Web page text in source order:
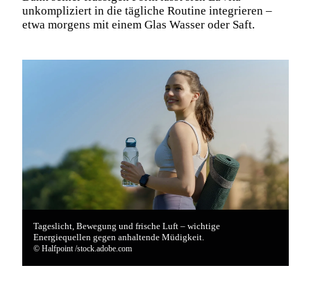
unkompliziert in die tägliche Routine integrieren –
etwa morgens mit einem Glas Wasser oder Saft.
Tageslicht, Bewegung und frische Luft – wichtige
Energiequellen gegen anhaltende Müdigkeit.
© Halfpoint /stock.adobe.com